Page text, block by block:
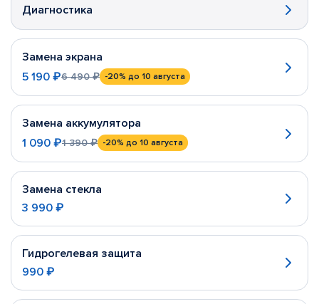
Диагностика
Замена экрана
5 190 ₽6 490 ₽ -20% до 10 августа
Замена аккумулятора
1 090 ₽1 390 ₽ -20% до 10 августа
Замена стекла
3 990 ₽
Гидрогелевая защита
990 ₽